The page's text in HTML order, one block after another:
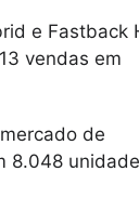
e Fastback
vendas em
de
8.048